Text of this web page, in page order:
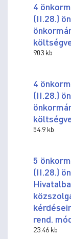
4
(II.28.)
903 kb
4
(II.28.)
54.9 kb
5
(II.28.)
rend.
23.46 kb